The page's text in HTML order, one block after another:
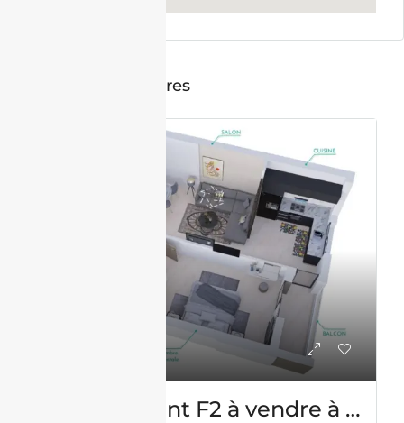
Annonces similaires
Appartement F2 à vendre à Mediouni, Oran Sans vis-à-vis